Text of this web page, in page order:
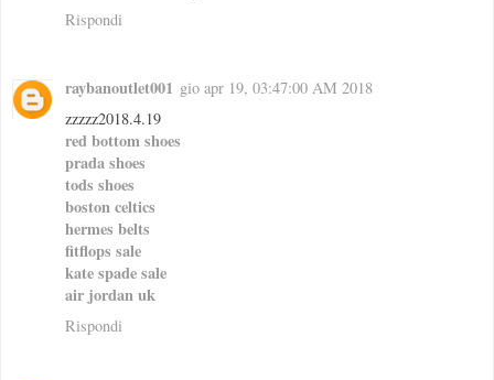
Rispondi
raybanoutlet001 gio apr 19, 03:47:00 AM 2018
zzzzz2018.4.19
red bottom shoes
prada shoes
tods shoes
boston celtics
hermes belts
fitflops sale
kate spade sale
air jordan uk
Rispondi